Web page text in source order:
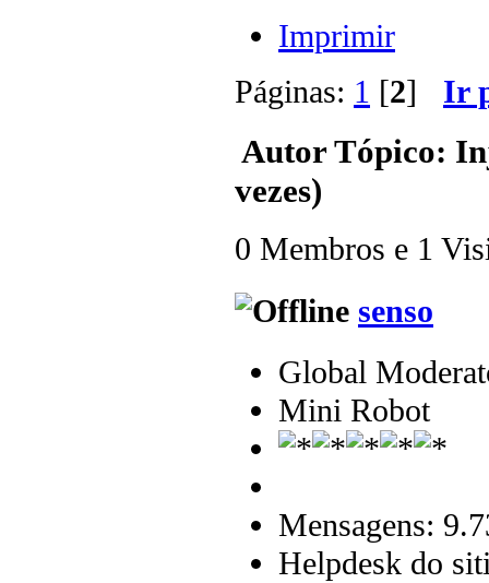
Imprimir
Páginas: 1 [2] Ir
AutorTópico:
vezes)
0 Membros e 1
senso
Global
Mini Robot
Mensagens:
Helpdesk do